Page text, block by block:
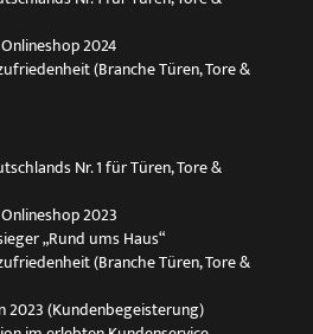
2024
(Branche Türen, Tore &
Nr. 1 für Türen, Tore &
2023
„Rund ums Haus“
(Branche Türen, Tore &
2023 (Kundenbegeisterung)